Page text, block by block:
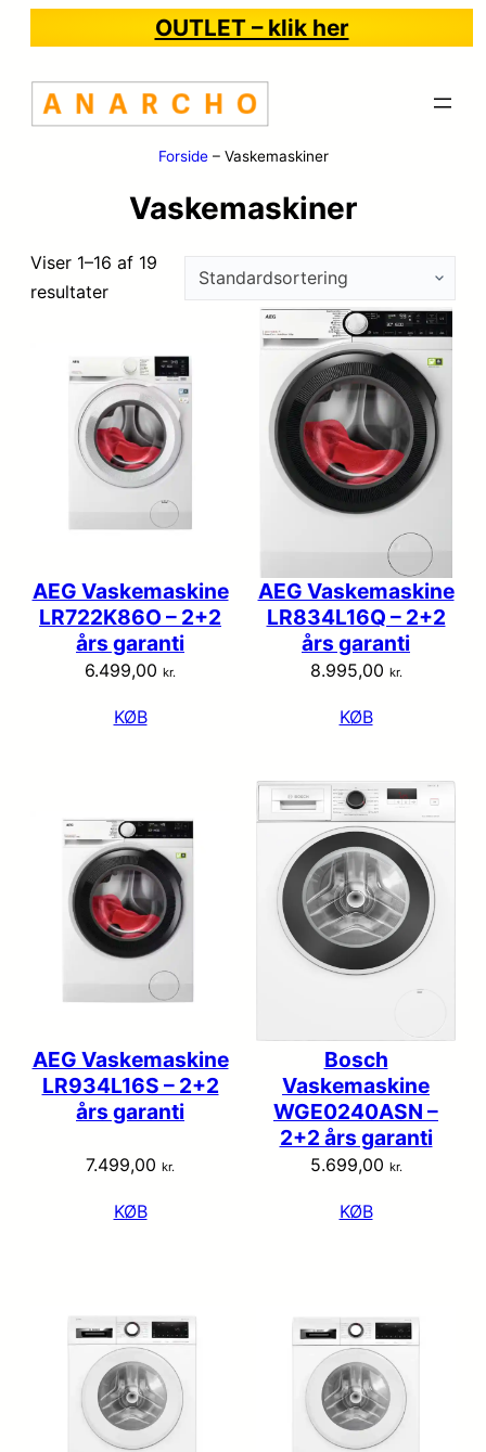
OUTLET – klik her
Forside– Vaskemaskiner
Vaskemaskiner
Viser 1–16 af 19
resultater
AEG Vaskemaskine
LR722K86O – 2+2
års garanti
6.499,00 kr.
KØB
AEG Vaskemaskine
LR834L16Q – 2+2
års garanti
8.995,00 kr.
KØB
AEG Vaskemaskine
LR934L16S – 2+2
års garanti
7.499,00 kr.
KØB
Bosch
Vaskemaskine
WGE0240ASN –
2+2 års garanti
5.699,00 kr.
KØB